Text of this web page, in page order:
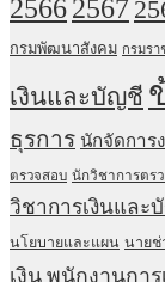
25662567
กรมพัฒนาสังคม กรมร
เงินและบัญชี
ธุรการ นักจัดการ
ตรวจสอบ นักวิชาการตร
วิชาการเงินและ
นโยบายและแผน นายช่
เงิน พนักงานกา